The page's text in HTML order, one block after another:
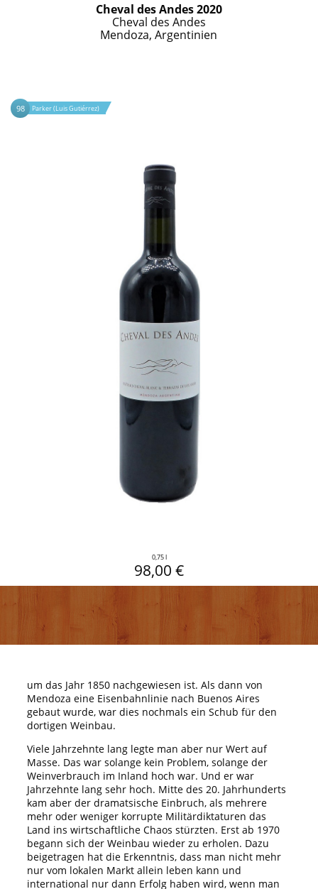
Cheval des Andes 2020
Cheval des Andes
Mendoza, Argentinien
98 Parker (Luis Gutiérrez)
0,75 l
98,00 €
um das Jahr 1850 nachgewiesen ist. Als dann von
Mendoza eine Eisenbahnlinie nach Buenos Aires
gebaut wurde, war dies nochmals ein Schub für den
dortigen Weinbau.
Viele Jahrzehnte lang legte man aber nur Wert auf
Masse. Das war solange kein Problem, solange der
Weinverbrauch im Inland hoch war. Und er war
Jahrzehnte lang sehr hoch. Mitte des 20. Jahrhunderts
kam aber der dramatsische Einbruch, als mehrere
mehr oder weniger korrupte Militärdiktaturen das
Land ins wirtschaftliche Chaos stürzten. Erst ab 1970
begann sich der Weinbau wieder zu erholen. Dazu
beigetragen hat die Erkenntnis, dass man nicht mehr
nur vom lokalen Markt allein leben kann und
international nur dann Erfolg haben wird, wenn man